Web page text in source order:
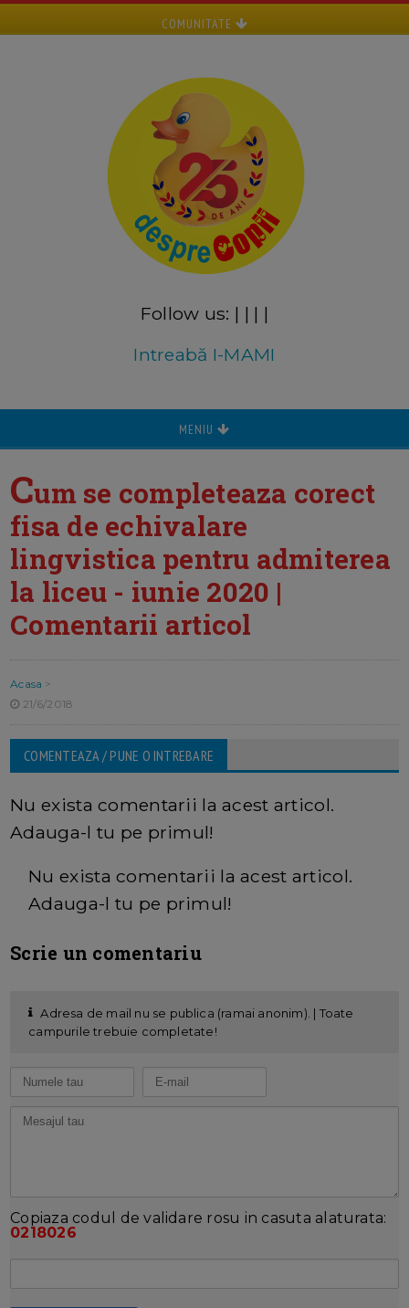
COMUNITATE
Follow us: | | | |
Intreabă I-MAMI
MENIU
Cum se completeaza corect
fisa de echivalare
lingvistica pentru admiterea
la liceu - iunie 2020 |
Comentarii articol
Acasa >
21/6/2018
COMENTEAZA / PUNE O INTREBARE
Nu exista comentarii la acest articol.
Adauga-l tu pe primul!
Nu exista comentarii la acest articol.
Adauga-l tu pe primul!
Scrie un comentariu
Adresa de mail nu se publica (ramai anonim). | Toate
campurile trebuie completate!
Copiaza codul de validare rosu in casuta alaturata:
0218026